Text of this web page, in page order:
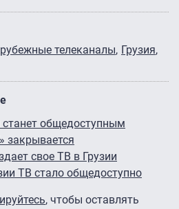
телеканалы
Грузия
общедоступным
закрывается
свое ТВ в Грузии
ТВ стало общедоступно
, чтобы оставлять